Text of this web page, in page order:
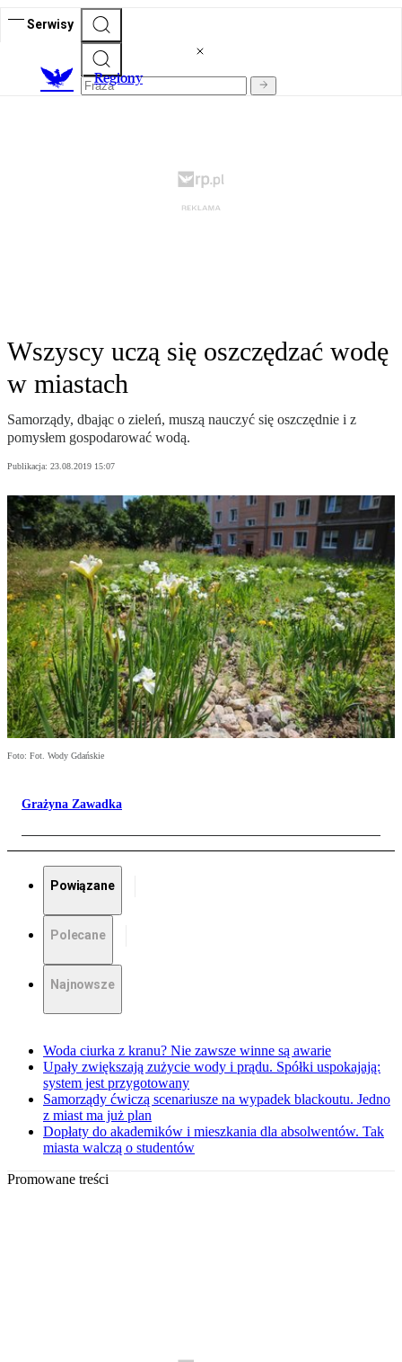
Serwisy
Regiony
Wszyscy uczą się oszczędzać wodę
w miastach
Samorządy, dbając o zieleń, muszą nauczyć się oszczędnie i z
pomysłem gospodarować wodą.
Publikacja: 23.08.2019 15:07
Foto: Fot. Wody Gdańskie
Grażyna Zawadka
Powiązane
Polecane
Najnowsze
Woda ciurka z kranu? Nie zawsze winne są awarie
Upały zwiększają zużycie wody i prądu. Spółki uspokajają:
system jest przygotowany
Samorządy ćwiczą scenariusze na wypadek blackoutu. Jedno
z miast ma już plan
Dopłaty do akademików i mieszkania dla absolwentów. Tak
miasta walczą o studentów
Promowane treści